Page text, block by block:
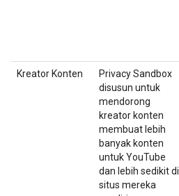
Kreator Konten
Privacy Sandbox
disusun untuk
mendorong
kreator konten
membuat lebih
banyak konten
untuk YouTube
dan lebih sedikit di
situs mereka